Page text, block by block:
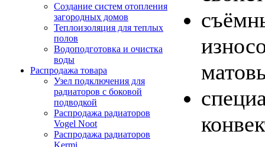
Создание систем отопления
загородных домов
Теплоизоляция для теплых
полов
Водоподготовка и очистка
воды
Распродажа товара
Узел подключения для
радиаторов с боковой
подводкой
Распродажа радиаторов
Vogel Noot
Распродажа радиаторов
Kermi